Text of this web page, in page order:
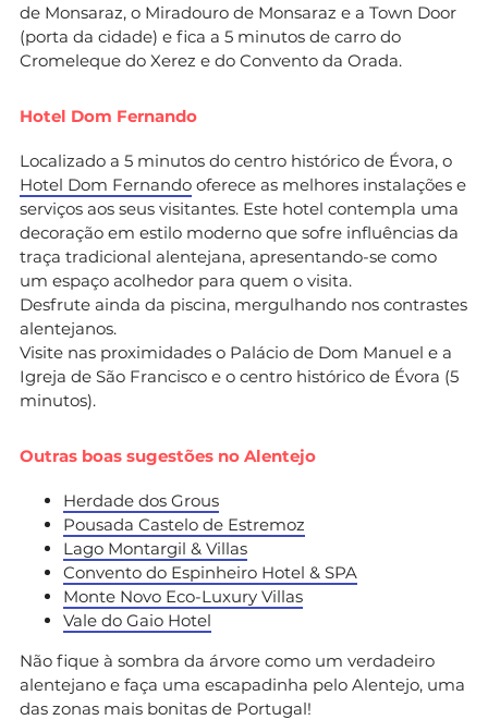
de Monsaraz, o Miradouro de Monsaraz e a Town Door
(porta da cidade) e fica a 5 minutos de carro do
Cromeleque do Xerez e do Convento da Orada.
Hotel Dom Fernando
Localizado a 5 minutos do centro histórico de Évora, o
Hotel Dom Fernando oferece as melhores instalações e
serviços aos seus visitantes. Este hotel contempla uma
decoração em estilo moderno que sofre influências da
traça tradicional alentejana, apresentando-se como
um espaço acolhedor para quem o visita.
Desfrute ainda da piscina, mergulhando nos contrastes
alentejanos.
Visite nas proximidades o Palácio de Dom Manuel e a
Igreja de São Francisco e o centro histórico de Évora (5
minutos).
Outras boas sugestões no Alentejo
Herdade dos Grous
Pousada Castelo de Estremoz
Lago Montargil & Villas
Convento do Espinheiro Hotel & SPA
Monte Novo Eco-Luxury Villas
Vale do Gaio Hotel
Não fique à sombra da árvore como um verdadeiro
alentejano e faça uma escapadinha pelo Alentejo, uma
das zonas mais bonitas de Portugal!